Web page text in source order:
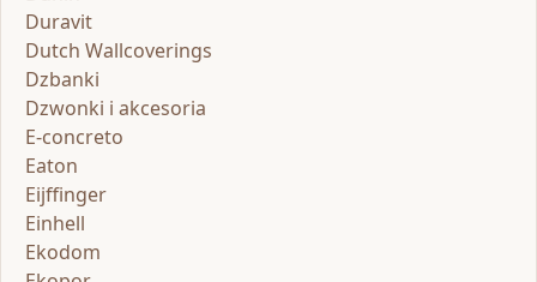
Duravit
Dutch Wallcoverings
Dzbanki
Dzwonki i akcesoria
E-concreto
Eaton
Eijffinger
Einhell
Ekodom